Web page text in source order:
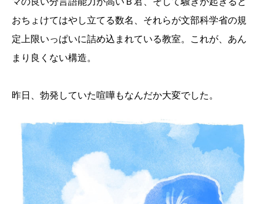
おちょけてはやし立てる数名、それらが文部科学省の規
定上限いっぱいに詰め込まれている教室。これが、あん
まり良くない構造。
昨日、勃発していた喧嘩もなんだか大変でした。